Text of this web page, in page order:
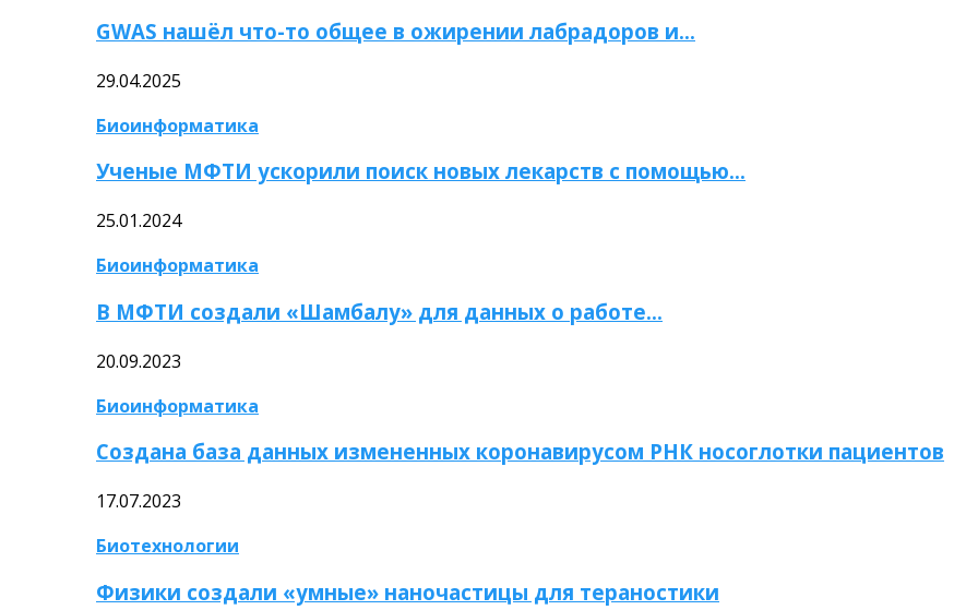
GWAS нашёл что-то общее в ожирении лабрадоров и…
29.04.2025
Биоинформатика
Ученые МФТИ ускорили поиск новых лекарств с помощью…
25.01.2024
Биоинформатика
В МФТИ создали «Шамбалу» для данных о работе…
20.09.2023
Биоинформатика
Создана база данных измененных коронавирусом РНК носоглотки пациентов
17.07.2023
Биотехнологии
Физики создали «умные» наночастицы для тераностики